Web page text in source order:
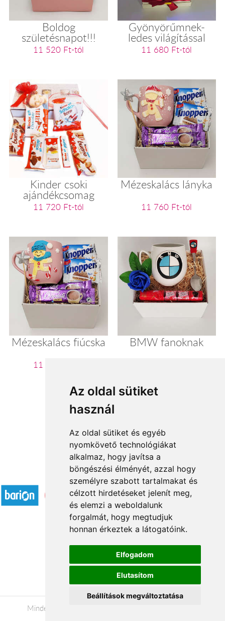
Az oldal sütiket
használ
Az oldal sütiket és egyéb
nyomkövető technológiákat
alkalmaz, hogy javítsa a
böngészési élményét, azzal hogy
személyre szabott tartalmakat és
célzott hirdetéseket jelenít meg,
és elemzi a weboldalunk
forgalmát, hogy megtudjuk
honnan érkeztek a látogatóink.
Elfogadom
Elutasítom
Beállítások megváltoztatása
Boldog
születésnapot!!!
11 520 Ft-tól
Gyönyörűmnek-
ledes világítással
11 680 Ft-tól
Kinder csoki
ajándékcsomag
11 720 Ft-tól
Mézeskalács lányka
11 760 Ft-tól
Mézeskalács fiúcska
11 760 Ft-tól
BMW fanoknak
2 3 ...
Elfogadott fizetési módok
Á.SZ.F.
Impresszum
Adatkezelési tájékoztató
Minden jog fenntartva © 2026 |